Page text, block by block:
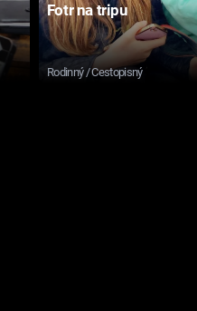
Fotr na tripu
Rodinný / Cestopisný